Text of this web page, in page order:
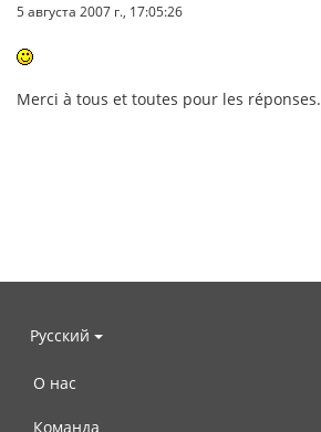
5 августа 2007 г., 17:05:26
Merci à tous et toutes pour les réponses.
Русский
О нас
Команда